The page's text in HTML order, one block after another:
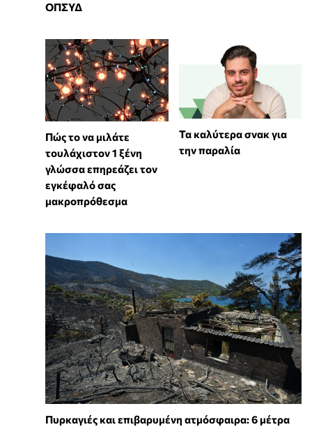
ΟΠΣΥΔ
⁠Πώς το να μιλάτε
τουλάχιστον 1 ξένη
γλώσσα επηρεάζει τον
εγκέφαλό σας
μακροπρόθεσμα
Τα καλύτερα σνακ για
την παραλία
Πυρκαγιές και επιβαρυμένη ατμόσφαιρα: 6 μέτρα